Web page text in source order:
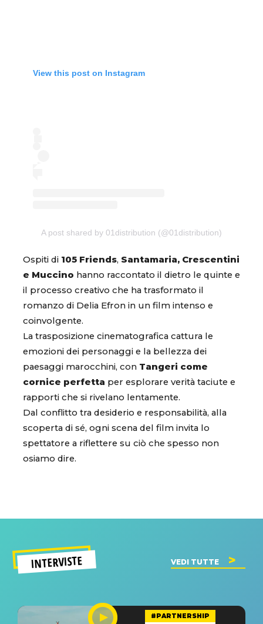
View this post on Instagram
A post shared by 01distribution (@01distribution)
Ospiti di 105 Friends, Santamaria, Crescentini
e Muccino hanno raccontato il dietro le quinte e
il processo creativo che ha trasformato il
romanzo di Delia Efron in un film intenso e
coinvolgente.
La trasposizione cinematografica cattura le
emozioni dei personaggi e la bellezza dei
paesaggi marocchini, con Tangeri come
cornice perfetta per esplorare verità taciute e
rapporti che si rivelano lentamente.
Dal conflitto tra desiderio e responsabilità, alla
scoperta di sé, ogni scena del film invita lo
spettatore a riflettere su ciò che spesso non
osiamo dire.
INTERVISTE VEDI TUTTE
#PARTNERSHIP